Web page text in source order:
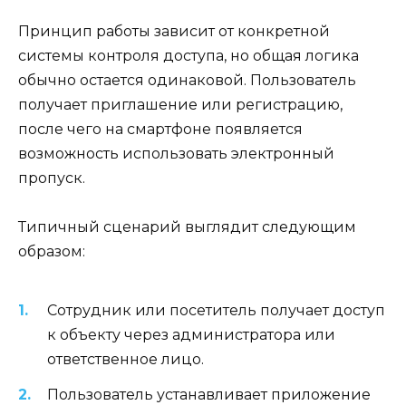
Принцип работы зависит от конкретной
системы контроля доступа, но общая логика
обычно остается одинаковой. Пользователь
получает приглашение или регистрацию,
после чего на смартфоне появляется
возможность использовать электронный
пропуск.
Типичный сценарий выглядит следующим
образом:
Сотрудник или посетитель получает доступ
к объекту через администратора или
ответственное лицо.
Пользователь устанавливает приложение